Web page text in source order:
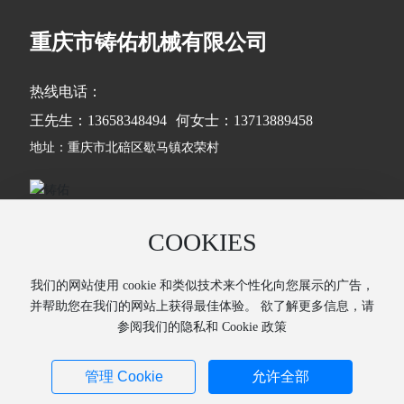
重庆市铸佑机械有限公司
热线电话：
王先生：13658348494
何女士：13713889458
地址：重庆市北碚区歇马镇农荣村
Copyright © 2026 重庆市铸佑机械有限公司
渝ICP备2020011743号-1
营业执照
网站建设：中企动力 重庆
COOKIES
我们的网站使用 cookie 和类似技术来个性化向您展示的广告，
并帮助您在我们的网站上获得最佳体验。 欲了解更多信息，请
参阅我们的隐私和 Cookie 政策
管理 Cookie 允许全部